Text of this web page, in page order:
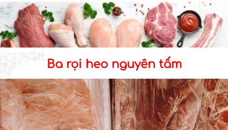
Ba rọi heo nguyên tấm